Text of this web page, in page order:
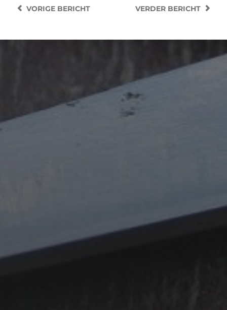
VERDER BERICHT
VORIGEBERICHT